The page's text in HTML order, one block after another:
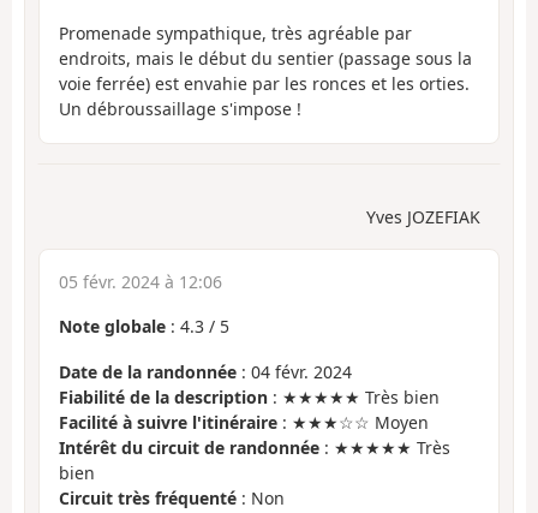
Promenade sympathique, très agréable par
endroits, mais le début du sentier (passage sous la
voie ferrée) est envahie par les ronces et les orties.
Un débroussaillage s'impose !
Yves JOZEFIAK
05 févr. 2024 à 12:06
Note globale : 4.3 / 5
Date de la randonnée : 04 févr. 2024
Fiabilité de la description : ★★★★★ Très bien
Facilité à suivre l'itinéraire : ★★★☆☆ Moyen
Intérêt du circuit de randonnée : ★★★★★ Très
bien
Circuit très fréquenté : Non